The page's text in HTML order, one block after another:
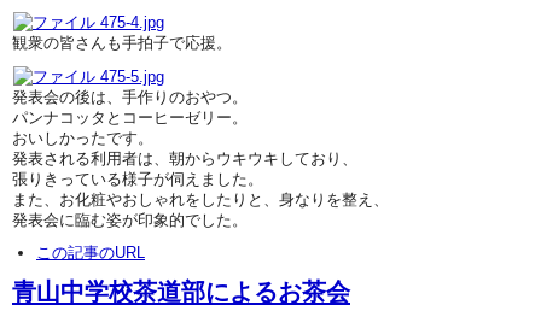
観衆の皆さんも手拍子で応援。
発表会の後は、手作りのおやつ。
パンナコッタとコーヒーゼリー。
おいしかったです。
発表される利用者は、朝からウキウキしており、
張りきっている様子が伺えました。
また、お化粧やおしゃれをしたりと、身なりを整え、
発表会に臨む姿が印象的でした。
この記事のURL
青山中学校茶道部によるお茶会